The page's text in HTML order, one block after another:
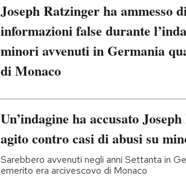
Mondiali calcio 2026
Joseph Ratzinger ha ammesso
informazioni false durante
minori avvenuti in Germania
di Monaco
Un’indagine ha accusato
agito contro casi di abusi su
Sarebbero avvenuti negli anni Settanta in
emerito era arcivescovo di Monaco